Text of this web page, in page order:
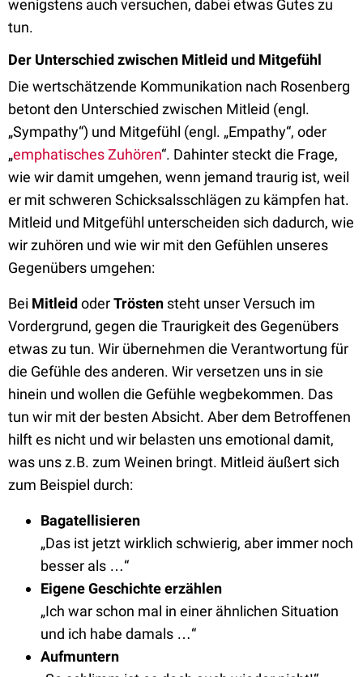
wenigstens auch versuchen, dabei etwas Gutes zu
tun.
Der Unterschied zwischen Mitleid und Mitgefühl
Die wertschätzende Kommunikation nach Rosenberg
betont den Unterschied zwischen Mitleid (engl.
„Sympathy“) und Mitgefühl (engl. „Empathy“, oder
„emphatisches Zuhören“. Dahinter steckt die Frage,
wie wir damit umgehen, wenn jemand traurig ist, weil
er mit schweren Schicksalsschlägen zu kämpfen hat.
Mitleid und Mitgefühl unterscheiden sich dadurch, wie
wir zuhören und wie wir mit den Gefühlen unseres
Gegenübers umgehen:
Bei Mitleid oderTrösten steht unser Versuch im
Vordergrund, gegen die Traurigkeit des Gegenübers
etwas zu tun. Wir übernehmen die Verantwortung für
die Gefühle des anderen. Wir versetzen uns in sie
hinein und wollen die Gefühle wegbekommen. Das
tun wir mit der besten Absicht. Aber dem Betroffenen
hilft es nicht und wir belasten uns emotional damit,
was uns z.B. zum Weinen bringt. Mitleid äußert sich
zum Beispiel durch:
Bagatellisieren
„Das ist jetzt wirklich schwierig, aber immer noch
besser als …“
Eigene Geschichte erzählen
„Ich war schon mal in einer ähnlichen Situation
und ich habe damals …“
Aufmuntern